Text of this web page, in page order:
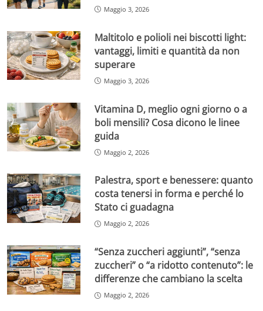
Maggio 3, 2026
Maltitolo e polioli nei biscotti light:
vantaggi, limiti e quantità da non
superare
Maggio 3, 2026
Vitamina D, meglio ogni giorno o a
boli mensili? Cosa dicono le linee
guida
Maggio 2, 2026
Palestra, sport e benessere: quanto
costa tenersi in forma e perché lo
Stato ci guadagna
Maggio 2, 2026
“Senza zuccheri aggiunti”, “senza
zuccheri” o “a ridotto contenuto”: le
differenze che cambiano la scelta
Maggio 2, 2026